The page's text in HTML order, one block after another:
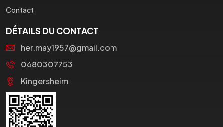
Contact
DÉTAILS DU CONTACT
her.may1957@gmail.com
0680307753
Kingersheim